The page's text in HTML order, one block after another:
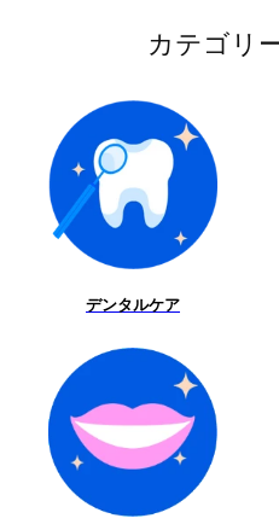
カテゴリ
デンタルケア